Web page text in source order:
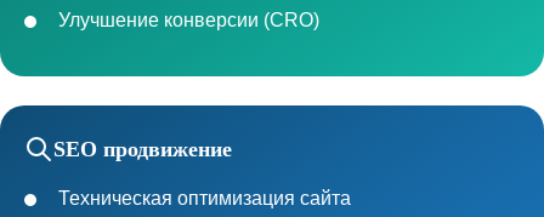
Улучшение конверсии (CRO)
SEO продвижение
Техническая оптимизация сайта